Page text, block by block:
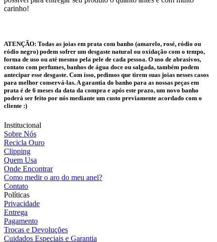
carinho!
ATENÇÃO: Todas as joias em prata com banho (amarelo, rosé, ródio ou
ródio negro) podem sofrer um desgaste natural ou oxidação com o tempo,
forma de uso ou até mesmo pela pele de cada pessoa. O uso de abrasivos,
contato com perfumes, banhos de água doce ou salgada, também podem
antecipar esse desgaste. Com isso, pedimos que tirem suas joias nesses casos
para melhor conservá-las. A garantia do banho para as nossas peças em
prata é de 6 meses da data da compra e após este prazo, um novo banho
poderá ser feito por nós mediante um custo previamente acordado com o
cliente :)
Institucional
Sobre Nós
Recicla Ouro
Clipping
Quem Usa
Onde Encontrar
Como medir o aro do meu anel?
Contato
Políticas
Privacidade
Entrega
Pagamento
Trocas e Devoluções
Cuidados Especiais e Garantia